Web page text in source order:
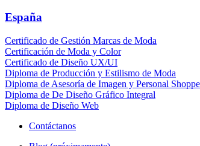
España
Certificado de Gestión Marcas de Moda
Certificación de Moda y Color
Certificado de Diseño UX/UI
Diploma de Producción y Estilismo de Moda
Diploma de Asesoría de Imagen y Personal
Diploma de De Diseño Gráfico Integral
Diploma de Diseño Web
Contáctanos